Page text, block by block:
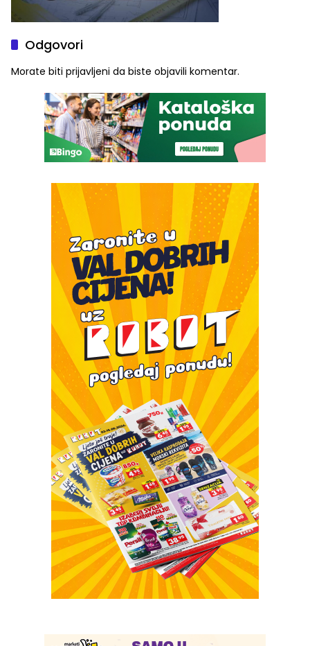
Odgovori
Morate biti prijavljeni da biste objavili komentar.